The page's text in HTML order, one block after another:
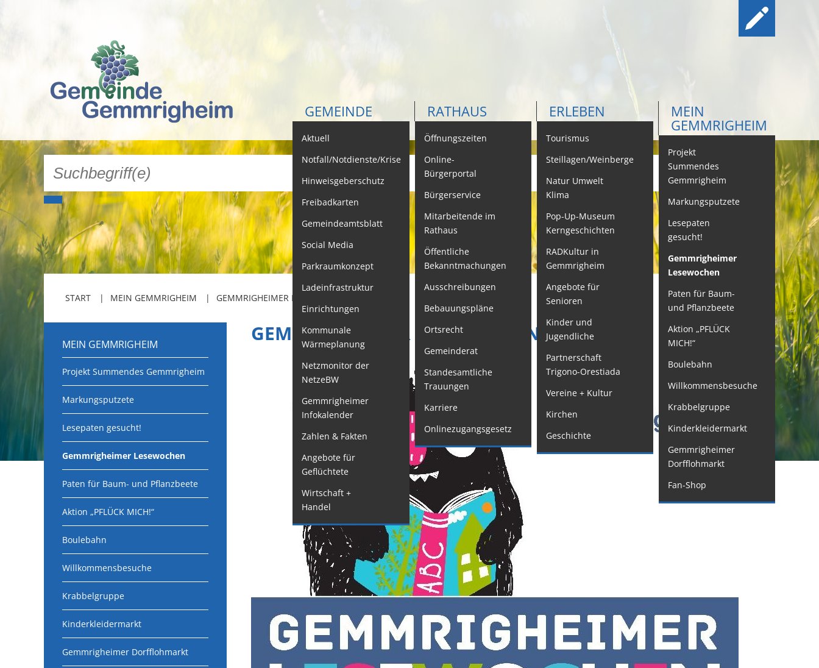
GEMEINDE
Aktuell
Notfall/Notdienste/Krise
Hinweisgeberschutz
Freibadkarten
Gemeindeamtsblatt
Social Media
Parkraumkonzept
Ladeinfrastruktur
Einrichtungen
Kindertageseinrichtungen
Schulkindbetreuung
Grundschule
Mensa
Musikschule
Jugendhaus
Sportstätten
Veranstaltungsgebäude
Freiwillige
Feuerwehr
Bauhof
Häckselplatz
Friedhof
Kläranlage
Kommunale
Wärmeplanung
Netzmonitor der
NetzeBW
Gemmrigheimer
Infokalender
Zahlen & Fakten
Angebote für
Geflüchtete
Wirtschaft +
Handel
RATHAUS
Öffnungszeiten
Kontakt
Online-
Bürgerportal
Bürgerservice
Behördenwegweiser
Lebenslagen
Leistungen -
Service BW
Neubürgerinfos
Formulare
Mängelmeldung
Winterdienst
Gutachterausschuss
Organspende
Gleichstellung
Selbstbestimmung
Mitarbeitende im
Rathaus
Öffentliche
Bekanntmachungen
Ausschreibungen
Bebauungspläne
Ortsrecht
Gemeinderat
Standesamtliche
Trauungen
Karriere
Onlinezugangsgesetz
ERLEBEN
Tourismus
Steillagen/Weinberge
Natur Umwelt
Klima
Pop-Up-Museum
Kerngeschichten
RADKultur in
Gemmrigheim
Angebote für
Senioren
Kinder und
Jugendliche
Partnerschaft
Trigono-Orestiada
Vereine + Kultur
Kirchen
Geschichte
MEIN
GEMMRIGHEIM
Projekt
Summendes
Gemmrigheim
Markungsputzete
Lesepaten
gesucht!
Gemmrigheimer
Lesewochen
Paten für Baum-
und Pflanzbeete
Aktion „PFLÜCK
MICH!“
Boulebahn
Willkommensbesuche
Krabbelgruppe
Kinderkleidermarkt
Gemmrigheimer
Dorfflohmarkt
Fan-Shop
START MEIN GEMMRIGHEIM GEMMRIGHEIMER LESEWOCHEN
MEIN GEMMRIGHEIM
Projekt Summendes Gemmrigheim
Markungsputzete
Lesepaten gesucht!
Gemmrigheimer Lesewochen
Paten für Baum- und Pflanzbeete
Aktion „PFLÜCK MICH!“
Boulebahn
Willkommensbesuche
Krabbelgruppe
Kinderkleidermarkt
Gemmrigheimer Dorfflohmarkt
GEMMRIGHEIMER LESEWOCHEN